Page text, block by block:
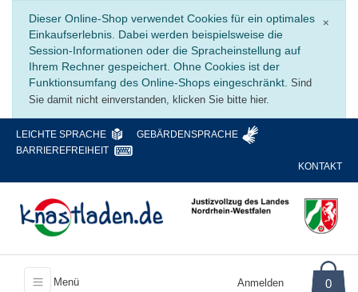
×
Dieser Online-Shop verwendet Cookies für ein optimales
Einkaufserlebnis. Dabei werden beispielsweise die
Session-Informationen oder die Spracheinstellung auf
Ihrem Rechner gespeichert. Ohne Cookies ist der
Funktionsumfang des Online-Shops eingeschränkt. Sind
Sie damit nicht einverstanden, klicken Sie bitte hier.
LEICHTE SPRACHE
GEBÄRDENSPRACHE
BARRIEREFREIHEIT
KONTAKT
Menü Anmelden 0